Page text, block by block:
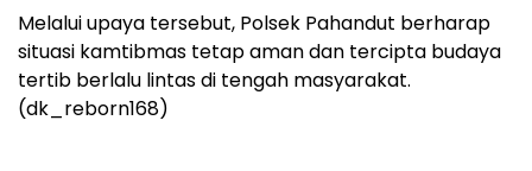
Melalui upaya tersebut, Polsek Pahandut berharap
situasi kamtibmas tetap aman dan tercipta budaya
tertib berlalu lintas di tengah masyarakat.
(dk_reborn168)